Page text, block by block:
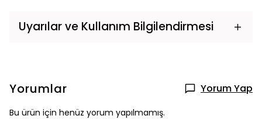
Uyarılar ve Kullanım Bilgilendirmesi
Yorumlar Yorum Yap
Bu ürün için henüz yorum yapılmamış.